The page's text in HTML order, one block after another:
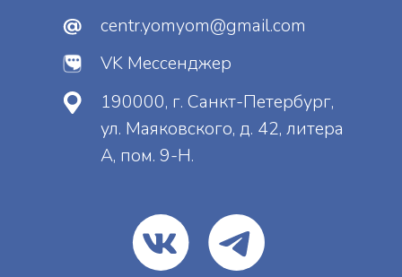
Нажимая на кнопку, вы даете согласиена
соглашаетесь c политикой
конфиденциальности